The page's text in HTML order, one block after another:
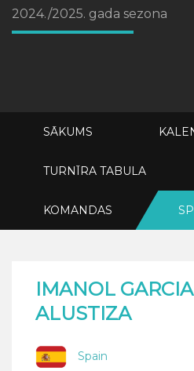
2024./2025. gada sezona
SĀKUMS
TURNĪRA TABULA
KOMANDAS
IMANOL
ALUSTIZA
Spain